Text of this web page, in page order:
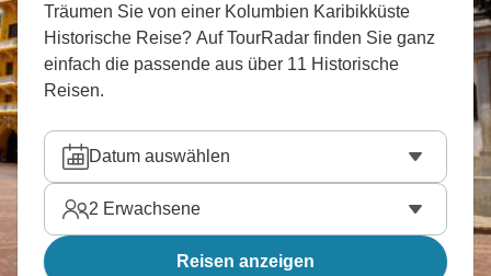
Träumen Sie von einer Kolumbien Karibikküste
Historische Reise? Auf TourRadar finden Sie ganz
einfach die passende aus über 11 Historische
Reisen.
Datum auswählen
2 Erwachsene
Reisen anzeigen